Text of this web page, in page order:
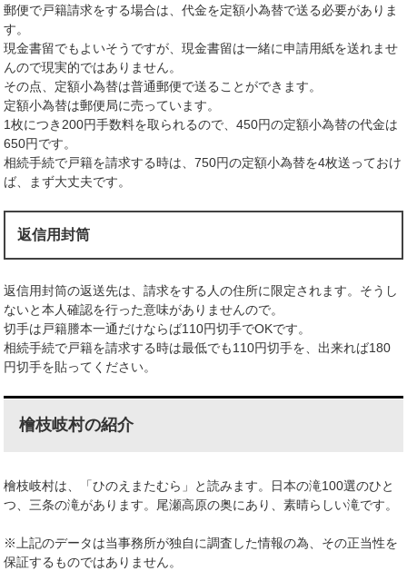
郵便で戸籍請求をする場合は、代金を定額小為替で送る必要がありま
す。
現金書留でもよいそうですが、現金書留は一緒に申請用紙を送れませ
んので現実的ではありません。
その点、定額小為替は普通郵便で送ることができます。
定額小為替は郵便局に売っています。
1枚につき200円手数料を取られるので、450円の定額小為替の代金は
650円です。
相続手続で戸籍を請求する時は、750円の定額小為替を4枚送っておけ
ば、まず大丈夫です。
返信用封筒
返信用封筒の返送先は、請求をする人の住所に限定されます。そうし
ないと本人確認を行った意味がありませんので。
切手は戸籍謄本一通だけならば110円切手でOKです。
相続手続で戸籍を請求する時は最低でも110円切手を、出来れば180
円切手を貼ってください。
檜枝岐村の紹介
檜枝岐村は、「ひのえまたむら」と読みます。日本の滝100選のひと
つ、三条の滝があります。尾瀬高原の奥にあり、素晴らしい滝です。
※上記のデータは当事務所が独自に調査した情報の為、その正当性を
保証するものではありません。